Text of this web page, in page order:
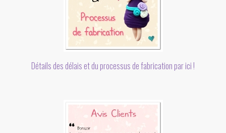
Détails des délais et du processus de fabrication par ici !